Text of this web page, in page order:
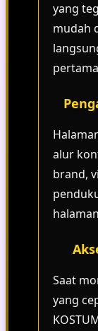
yang
mudah
alur
brand,
Saat
yang